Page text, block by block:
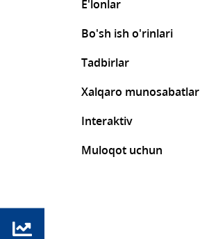
E'lonlar
Bo'sh ish o'rinlari
Tadbirlar
Xalqaro munosabatlar
Interaktiv
Muloqot uchun